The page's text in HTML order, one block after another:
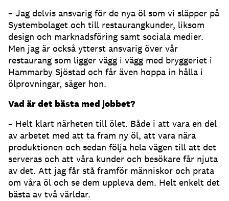
– Jag delvis ansvarig för de nya öl som vi släpper på
Systembolaget och till restaurangkunder, liksom
design och marknadsföring samt sociala medier.
Men jag är också ytterst ansvarig över vår
restaurang som ligger vägg i vägg med bryggeriet i
Hammarby Sjöstad och får även hoppa in hålla i
ölprovningar, säger hon.
Vad är det bästa med jobbet?
– Helt klart närheten till ölet. Både i att vara en del
av arbetet med att ta fram ny öl, att vara nära
produktionen och sedan följa hela vägen till att det
serveras och att våra kunder och besökare får njuta
av det. Att jag får stå framför människor och prata
om våra öl och se dem uppleva dem. Helt enkelt det
bästa av två världar.